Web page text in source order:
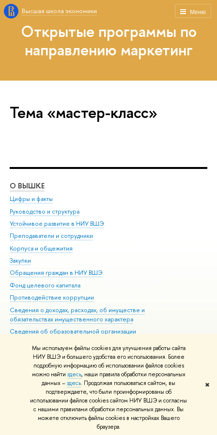
Мы используем файлы cookies для улучшения работы сайта
НИУ ВШЭ и большего удобства его использования. Более
подробную информацию об использовании файлов cookies
можно найти здесь, наши правила обработки персональных
данных –здесь. Продолжая пользоваться сайтом, вы
подтверждаете, что были проинформированы об
использовании файлов cookies сайтом НИУ ВШЭ и согласны
с нашими правилами обработки персональных данных. Вы
можете отключить файлы cookies в настройках Вашего
браузера.
✖
Меню
Высшая школа экономики
Открытые программы по
направлению маркетинг
Тема «мастер-класс»
О ВЫШКЕ
Цифры и факты
Руководство и структура
Устойчивое развитие в НИУ ВШЭ
Преподаватели и сотрудники
Корпуса и общежития
Закупки
Обращения граждан в НИУ ВШЭ
Фонд целевого капитала
Противодействие коррупции
Сведения о доходах, расходах, об имуществе и
обязательствах имущественного характера
Сведения об образовательной организации
Людям с ограниченными возможностями здоровья
Единая платежная страница
Работа в Вышке
© НИУ ВШЭ 1993–2026 Адреса и контакты Условия использования
материалов Политика конфиденциальности Карта сайта
Шрифты HSE Sans и HSE Slab разработаны вШколе дизайна НИУ ВШЭ